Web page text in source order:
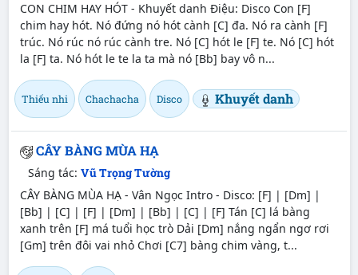
CON CHIM HAY HÓT - Khuyết danh Điệu: Disco Con [F]
chim hay hót. Nó đứng nó hót cành [C] đa. Nó ra cành [F]
trúc. Nó rúc nó rúc cành tre. Nó [C] hót le [F] te. Nó [C] hót
la [F] ta. Nó hót le te la ta mà nó [Bb] bay vô n...
Thiếu nhi Chachacha Disco Khuyết danh
CÂY BÀNG MÙA HẠ
Sáng tác: Vũ Trọng Tường
CÂY BÀNG MÙA HẠ - Vân Ngọc Intro - Disco: [F] | [Dm] |
[Bb] | [C] | [F] | [Dm] | [Bb] | [C] | [F] Tán [C] lá bàng
xanh trên [F] má tuổi học trò Dải [Dm] nắng ngẩn ngơ rơi
[Gm] trên đôi vai nhỏ Chơi [C7] bàng chim vàng, t...